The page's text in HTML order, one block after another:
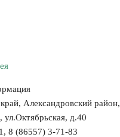
Александровский район,
ул.Октябрьская, д.40
8 (86557) 3-71-83